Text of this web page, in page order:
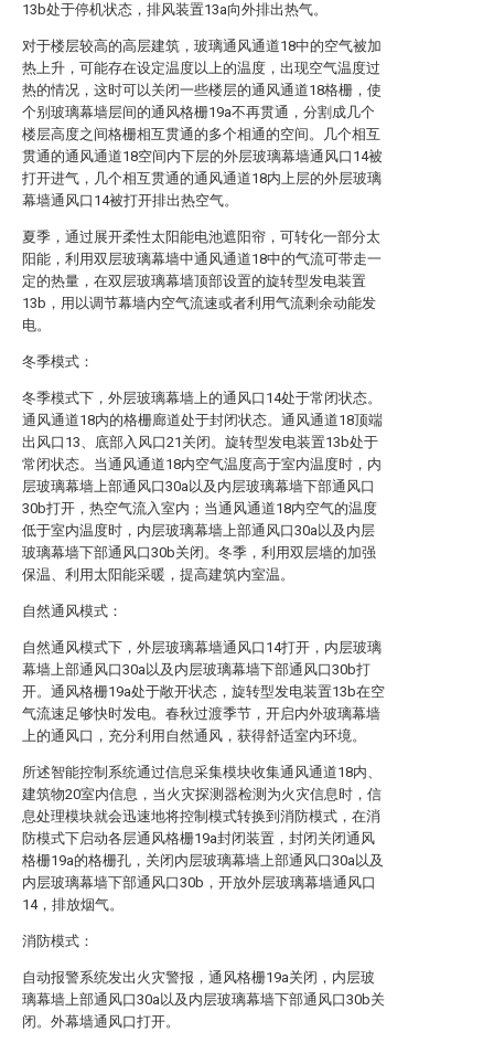
13b处于停机状态，排风装置13a向外排出热气。
对于楼层较高的高层建筑，玻璃通风通道18中的空气被加
热上升，可能存在设定温度以上的温度，出现空气温度过
热的情况，这时可以关闭一些楼层的通风通道18格栅，使
个别玻璃幕墙层间的通风格栅19a不再贯通，分割成几个
楼层高度之间格栅相互贯通的多个相通的空间。几个相互
贯通的通风通道18空间内下层的外层玻璃幕墙通风口14被
打开进气，几个相互贯通的通风通道18内上层的外层玻璃
幕墙通风口14被打开排出热空气。
夏季，通过展开柔性太阳能电池遮阳帘，可转化一部分太
阳能，利用双层玻璃幕墙中通风通道18中的气流可带走一
定的热量，在双层玻璃幕墙顶部设置的旋转型发电装置
13b，用以调节幕墙内空气流速或者利用气流剩余动能发
电。
冬季模式：
冬季模式下，外层玻璃幕墙上的通风口14处于常闭状态。
通风通道18内的格栅廊道处于封闭状态。通风通道18顶端
出风口13、底部入风口21关闭。旋转型发电装置13b处于
常闭状态。当通风通道18内空气温度高于室内温度时，内
层玻璃幕墙上部通风口30a以及内层玻璃幕墙下部通风口
30b打开，热空气流入室内；当通风通道18内空气的温度
低于室内温度时，内层玻璃幕墙上部通风口30a以及内层
玻璃幕墙下部通风口30b关闭。冬季，利用双层墙的加强
保温、利用太阳能采暖，提高建筑内室温。
自然通风模式：
自然通风模式下，外层玻璃幕墙通风口14打开，内层玻璃
幕墙上部通风口30a以及内层玻璃幕墙下部通风口30b打
开。通风格栅19a处于敞开状态，旋转型发电装置13b在空
气流速足够快时发电。春秋过渡季节，开启内外玻璃幕墙
上的通风口，充分利用自然通风，获得舒适室内环境。
所述智能控制系统通过信息采集模块收集通风通道18内、
建筑物20室内信息，当火灾探测器检测为火灾信息时，信
息处理模块就会迅速地将控制模式转换到消防模式，在消
防模式下启动各层通风格栅19a封闭装置，封闭关闭通风
格栅19a的格栅孔，关闭内层玻璃幕墙上部通风口30a以及
内层玻璃幕墙下部通风口30b，开放外层玻璃幕墙通风口
14，排放烟气。
消防模式：
自动报警系统发出火灾警报，通风格栅19a关闭，内层玻
璃幕墙上部通风口30a以及内层玻璃幕墙下部通风口30b关
闭。外幕墙通风口打开。